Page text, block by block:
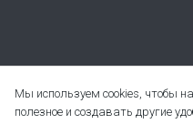
Мы используем cookies, чтобы
полезное и создавать другие